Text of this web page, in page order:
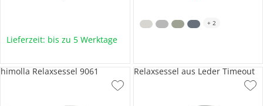
Lieferzeit: bis zu 5 Werktage
+ 2
himolla Relaxsessel 9061 Relaxsessel aus Leder Timeout